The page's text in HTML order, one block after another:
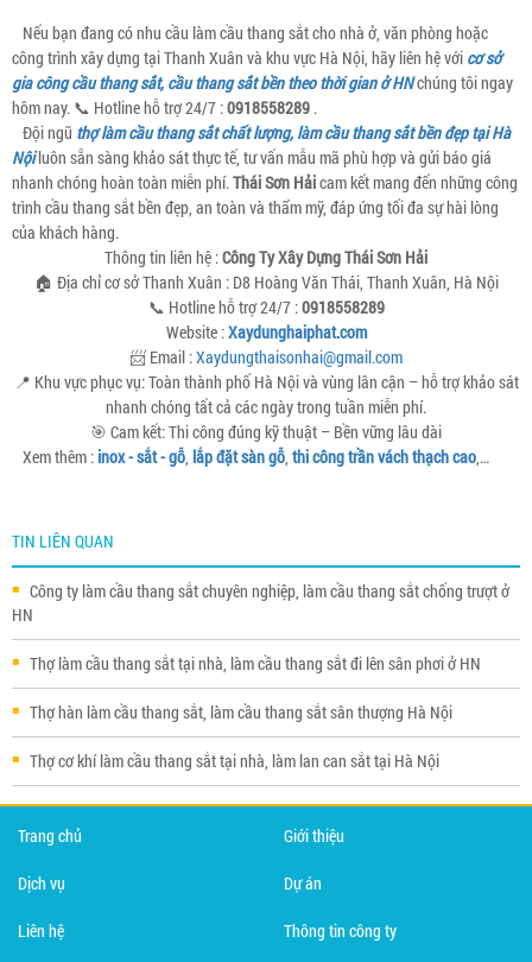
Nếu bạn đang có nhu cầu làm cầu thang sắt cho nhà ở, văn phòng hoặc
công trình xây dựng tại Thanh Xuân và khu vực Hà Nội, hãy liên hệ với cơ sở
gia công cầu thang sắt, cầu thang sắt bền theo thời gian ở HNchúng tôi ngay
hôm nay. 📞 Hotline hỗ trợ 24/7 :0918558289 .
Đội ngũ thợ làm cầu thang sắt chất lượng, làm cầu thang sắt bền đẹp tại Hà
Nộiluôn sẵn sàng khảo sát thực tế, tư vấn mẫu mã phù hợp và gửi báo giá
nhanh chóng hoàn toàn miễn phí.Thái Sơn Hảicam kết mang đến những công
trình cầu thang sắt bền đẹp, an toàn và thẩm mỹ, đáp ứng tối đa sự hài lòng
của khách hàng.
Thông tin liên hệ :Công Ty Xây Dựng Thái Sơn Hải
🏠 Địa chỉ cơ sở Thanh Xuân : D8 Hoàng Văn Thái, Thanh Xuân, Hà Nội
📞 Hotline hỗ trợ 24/7 :0918558289
Website :Xaydunghaiphat.com
📨 Email :Xaydungthaisonhai@gmail.com
📍 Khu vực phục vụ: Toàn thành phố Hà Nội và vùng lân cận – hỗ trợ khảo sát
nhanh chóng tất cả các ngày trong tuần miễn phí.
🎯 Cam kết: Thi công đúng kỹ thuật – Bền vững lâu dài
Xem thêm :inox - sắt - gỗ, lắp đặt sàn gỗ, thi công trần vách thạch cao,…
TIN LIÊN QUAN
Công ty làm cầu thang sắt chuyên nghiệp, làm cầu thang sắt chống trượt ở
HN
Thợ làm cầu thang sắt tại nhà, làm cầu thang sắt đi lên sân phơi ở HN
Thợ hàn làm cầu thang sắt, làm cầu thang sắt sân thượng Hà Nội
Thợ cơ khí làm cầu thang sắt tại nhà, làm lan can sắt tại Hà Nội
Trang chủ Giới thiệu
Dịch vụ Dự án
Liên hệ Thông tin công ty